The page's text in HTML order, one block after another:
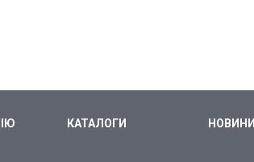
КАТАЛОГИ НОВИНИ